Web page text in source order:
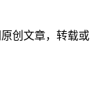
原创文章，转载或